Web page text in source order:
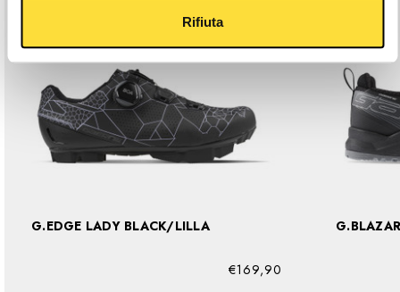
Rifiuta
G.EDGE LADY BLACK/LILLA
€169,90